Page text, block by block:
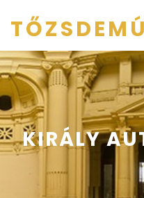
KIRÁLY